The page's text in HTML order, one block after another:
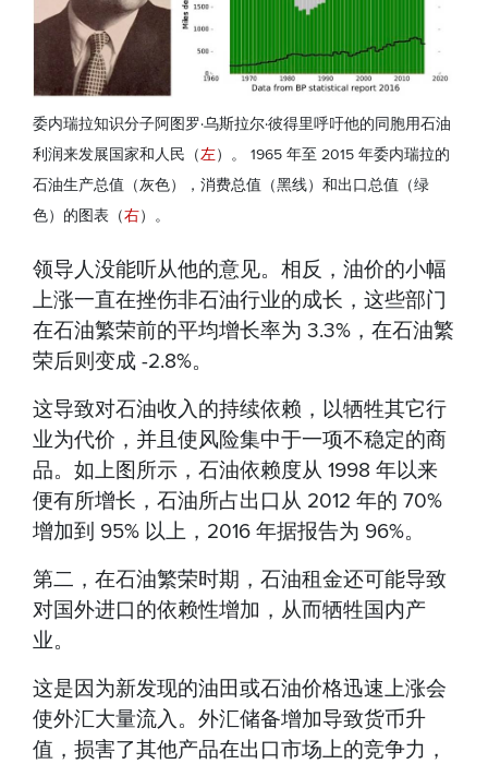
委内瑞拉知识分子阿图罗·乌斯拉尔·彼得里呼吁他的同胞用石油
利润来发展国家和人民（左）。 1965 年至 2015 年委内瑞拉的
石油生产总值（灰色），消费总值（黑线）和出口总值（绿
色）的图表（右）。
领导人没能听从他的意见。相反，油价的小幅
上涨一直在挫伤非石油行业的成长，这些部门
在石油繁荣前的平均增长率为 3.3%，在石油繁
荣后则变成 -2.8%。
这导致对石油收入的持续依赖，以牺牲其它行
业为代价，并且使风险集中于一项不稳定的商
品。如上图所示，石油依赖度从 1998 年以来
便有所增长，石油所占出口从 2012 年的 70%
增加到 95% 以上，2016 年据报告为 96%。
第二，在石油繁荣时期，石油租金还可能导致
对国外进口的依赖性增加，从而牺牲国内产
业。
这是因为新发现的油田或石油价格迅速上涨会
使外汇大量流入。外汇储备增加导致货币升
值，损害了其他产品在出口市场上的竞争力，